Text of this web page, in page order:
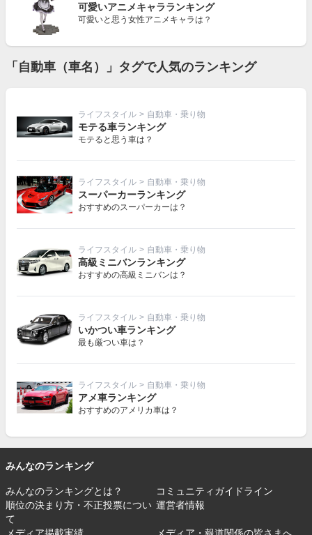
可愛いアニメキャラランキング
可愛いと思う女性アニメキャラは？
「自動車（車名）」タグで人気のランキング
ライフスタイル > 自動車・乗り物
モテる車ランキング
モテると思う車は？
ライフスタイル > 自動車・乗り物
スーパーカーランキング
おすすめのスーパーカーは？
ライフスタイル > 自動車・乗り物
高級ミニバンランキング
おすすめの高級ミニバンは？
ライフスタイル > 自動車・乗り物
いかつい車ランキング
最も厳つい車は？
ライフスタイル > 自動車・乗り物
アメ車ランキング
おすすめのアメリカ車は？
みんなのランキング
みんなのランキングとは？
コミュニティガイドライン
順位の決まり方・不正投票につい
て
運営者情報